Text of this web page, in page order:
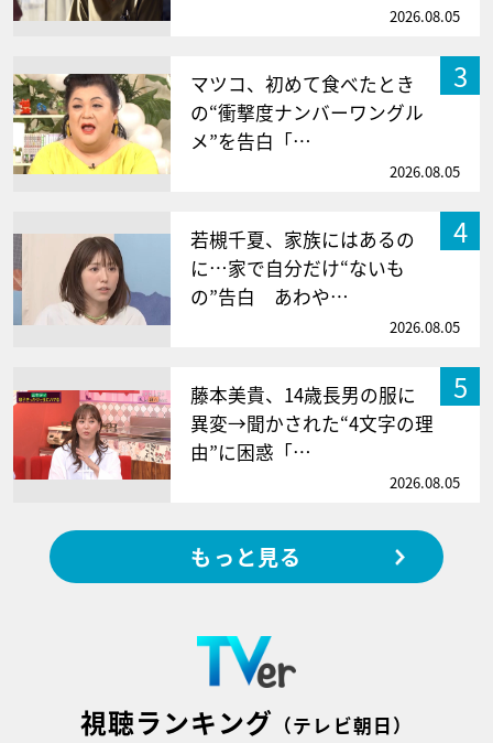
2026.08.05
3
マツコ、初めて食べたとき
の“衝撃度ナンバーワングル
メ”を告白「…
2026.08.05
4
若槻千夏、家族にはあるの
に…家で自分だけ“ないも
の”告白 あわや…
2026.08.05
5
藤本美貴、14歳長男の服に
異変→聞かされた“4文字の理
由”に困惑「…
2026.08.05
もっと見る
視聴ランキング （テレビ朝日）